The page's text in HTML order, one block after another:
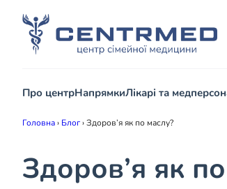
Про центрНапрямкиЛікарі та
Головна› Блог›Здоров’я як по маслу?
Здоров’я як